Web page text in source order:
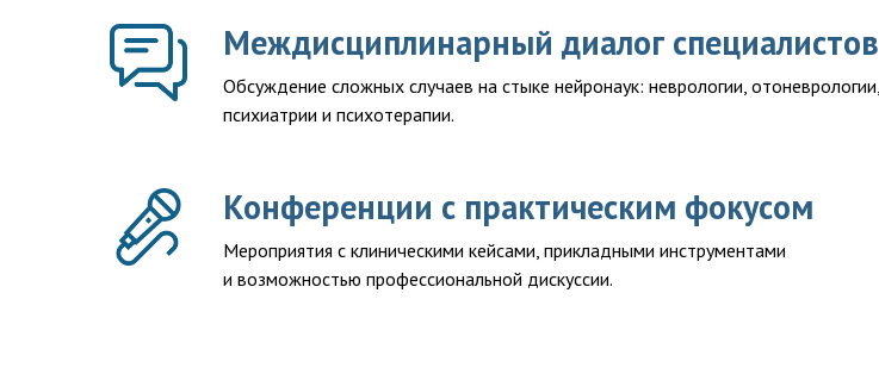
Междисциплинарный диалог специалистов
Обсуждение сложных случаев на стыке нейронаук: неврологии, отоневрологии,
психиатрии и психотерапии.
Конференции с практическим фокусом
Мероприятия с клиническими кейсами, прикладными инструментами
и возможностью профессиональной дискуссии.